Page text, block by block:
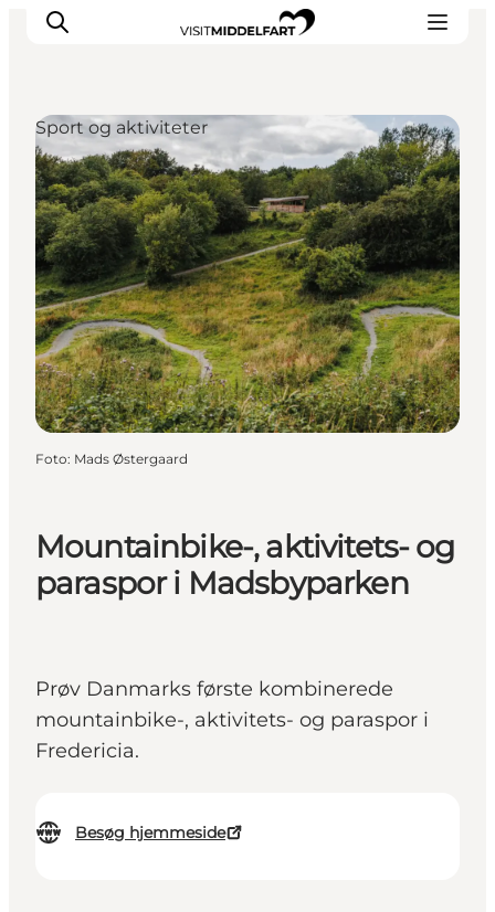
Oplevelser
Mad og drikke
Overnatning
Det Sker
Book oplevelse
Møde og Konference
Mountainbike-, aktivitets- og
paraspor i Madsbyparken
Prøv Danmarks første kombinerede
mountainbike-, aktivitets- og paraspor i
Fredericia.
Besøg hjemmeside
Sport og aktiviteter
Foto: Mads Østergaard